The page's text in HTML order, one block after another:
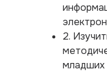
2.
младших